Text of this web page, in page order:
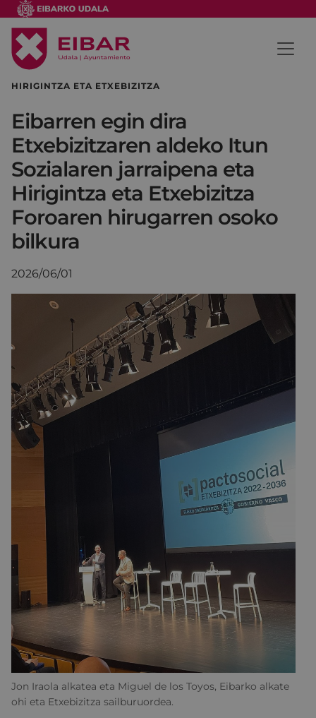
HIRIGINTZA ETA ETXEBIZITZA
Eibarren egin dira
Etxebizitzaren aldeko Itun
Sozialaren jarraipena eta
Hirigintza eta Etxebizitza
Foroaren hirugarren osoko
bilkura
2026/06/01
Jon Iraola alkatea eta Miguel de los Toyos, Eibarko alkate
ohi eta Etxebizitza sailburuordea.